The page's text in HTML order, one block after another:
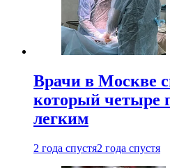
Врачи в Москве
который четыре
легким
2 года спустя2 года спустя